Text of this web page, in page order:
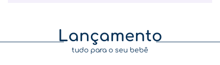
Lançamento
tudo para o seu bebê